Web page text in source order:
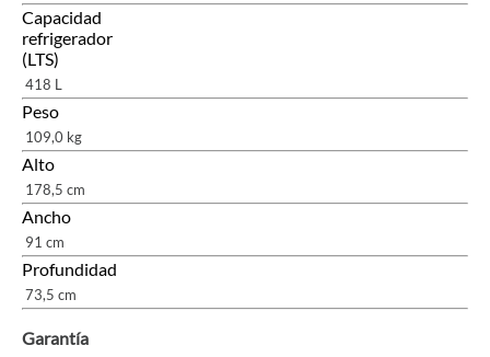
Capacidad
refrigerador
(LTS)
418 L
Peso
109,0 kg
Alto
178,5 cm
Ancho
91 cm
Profundidad
73,5 cm
Garantía